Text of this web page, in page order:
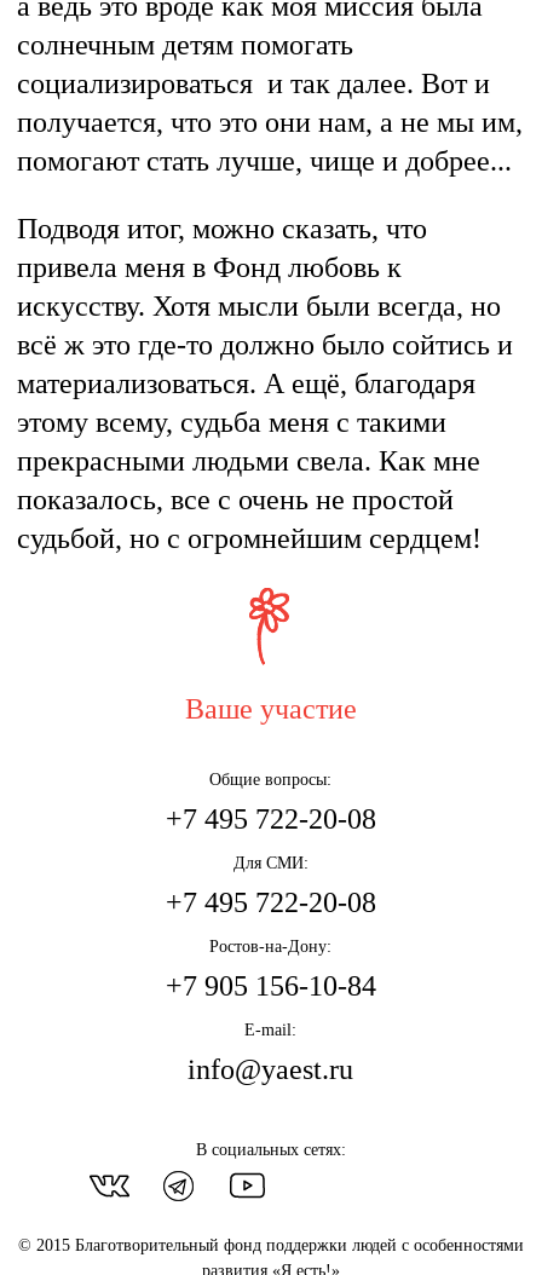
а ведь это вроде как моя миссия была
солнечным детям помогать
социализироваться и так далее. Вот и
получается, что это они нам, а не мы им,
помогают стать лучше, чище и добрее...
Подводя итог, можно сказать, что
привела меня в Фонд любовь к
искусству. Хотя мысли были всегда, но
всё ж это где-то должно было сойтись и
материализоваться. А ещё, благодаря
этому всему, судьба меня с такими
прекрасными людьми свела. Как мне
показалось, все с очень не простой
судьбой, но с огромнейшим сердцем!
Ваше участие
Общие вопросы:
+7 495 722-20-08
Для СМИ:
+7 495 722-20-08
Ростов-на-Дону:
+7 905 156-10-84
E-mail:
info@yaest.ru
В социальных сетях:
© 2015 Благотворительный фонд поддержки людей с особенностями
развития «Я есть!»